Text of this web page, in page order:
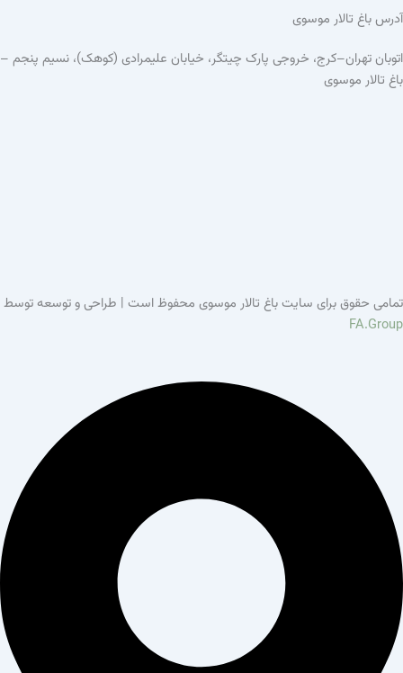
آدرس باغ تالار موسوی
اتوبان تهران–کرج، خروجی پارک چیتگر، خیابان علیمرادی (کوهک)، نسیم پنجم –
باغ تالار موسوی
تمامی حقوق برای سایت باغ تالار موسوی محفوظ است | طراحی و توسعه توسط
FA.Group